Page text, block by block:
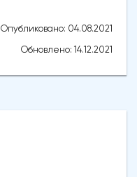
Опубликовано: 04.08.2021
Обновлено: 14.12.2021